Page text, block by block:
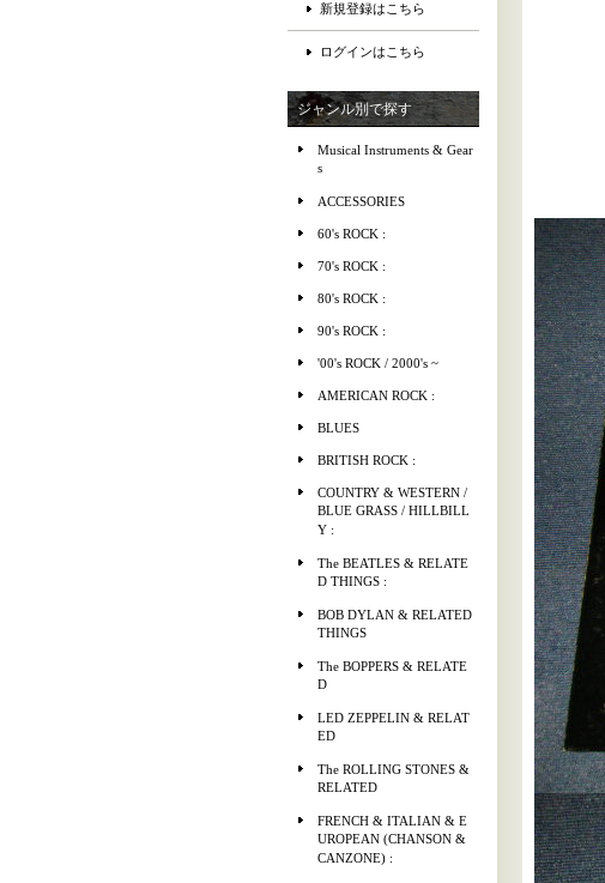
新規登録はこちら
ログインはこちら
ジャンル別で探す
Musical Instruments & Gear
s
ACCESSORIES
60's ROCK :
70's ROCK :
80's ROCK :
90's ROCK :
'00's ROCK / 2000's ~
AMERICAN ROCK :
BLUES
BRITISH ROCK :
COUNTRY & WESTERN /
BLUE GRASS / HILLBILL
Y :
The BEATLES & RELATE
D THINGS :
BOB DYLAN & RELATED
THINGS
The BOPPERS & RELATE
D
LED ZEPPELIN & RELAT
ED
The ROLLING STONES &
RELATED
FRENCH & ITALIAN & E
UROPEAN (CHANSON &
CANZONE) :